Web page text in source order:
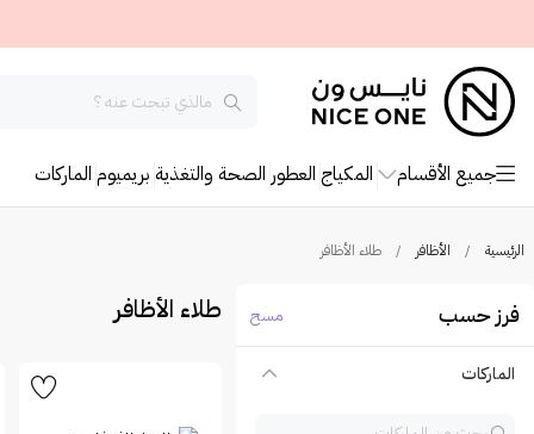
جميع الأقسام المكياج العطور الصحة والتغذية بريميوم الماركات
الرئيسية / الأظافر / طلاء الأظافر
فرز حسب مسح
الماركات
طلاء الأظافر